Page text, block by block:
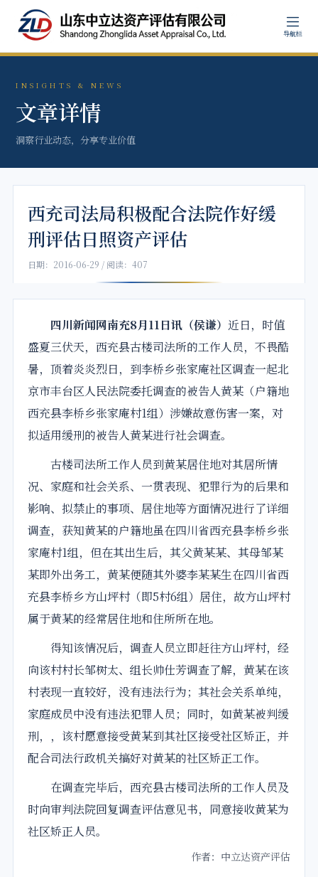
导航栏
INSIGHTS & NEWS
文章详情
洞察行业动态，分享专业价值
西充司法局积极配合法院作好缓
刑评估日照资产评估
日期：2016-06-29 / 阅读：407
四川新闻网南充8月11日讯（侯谦） 近日，时值
盛夏三伏天，西充县古楼司法所的工作人员，不畏酷
暑，顶着炎炎烈日，到李桥乡张家庵社区调查一起北
京市丰台区人民法院委托调查的被告人黄某（户籍地
西充县李桥乡张家庵村1组）涉嫌故意伤害一案，对
拟适用缓刑的被告人黄某进行社会调查。
古楼司法所工作人员到黄某居住地对其居所情
况、家庭和社会关系、一贯表现、犯罪行为的后果和
影响、拟禁止的事项、居住地等方面情况进行了详细
调查，获知黄某的户籍地虽在四川省西充县李桥乡张
家庵村1组，但在其出生后，其父黄某某、其母邹某
某即外出务工，黄某便随其外婆李某某生在四川省西
充县李桥乡方山坪村（即5村6组）居住，故方山坪村
属于黄某的经常居住地和住所所在地。
得知该情况后，调查人员立即赶往方山坪村，经
向该村村长邹树太、组长帅仕芳调查了解，黄某在该
村表现一直较好，没有违法行为；其社会关系单纯，
家庭成员中没有违法犯罪人员；同时，如黄某被判缓
刑，，该村愿意接受黄某到其社区接受社区矫正，并
配合司法行政机关搞好对黄某的社区矫正工作。
在调查完毕后，西充县古楼司法所的工作人员及
时向审判法院回复调查评估意见书，同意接收黄某为
社区矫正人员。
作者：中立达资产评估